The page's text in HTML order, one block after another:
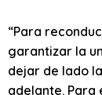
“Para
garantizar la
dejar de lado
adelante.